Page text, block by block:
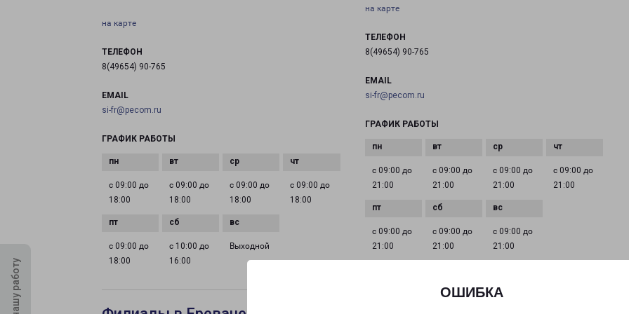
ОШИБКА
на карте
ТЕЛЕФОН
8(49654) 90-765
EMAIL
si-fr@pecom.ru
ГРАФИК РАБОТЫ
с 09:00 до
18:00
с 09:00 до
18:00
с 09:00 до
18:00
с 09:00 до
18:00
с 09:00 до
18:00
с 10:00 до
16:00
Выходной
на карте
ТЕЛЕФОН
8(49654) 90-765
EMAIL
si-fr@pecom.ru
ГРАФИК РАБОТЫ
с 09:00 до
21:00
с 09:00 до
21:00
с 09:00 до
21:00
с 09:00 до
21:00
с 09:00 до
21:00
с 09:00 до
21:00
с 09:00 до
21:00